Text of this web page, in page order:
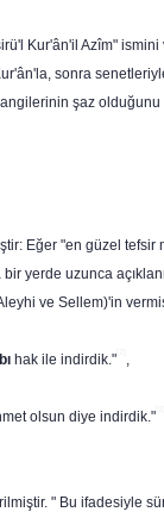
Kur'ân'il Azîm"
sonra
şaz
Eğer "en güzel
yerde uzunca
ve Sellem)'in
hak ile in­dirdik." ,
olsun diye indirdik."
" Bu ifadesiyle